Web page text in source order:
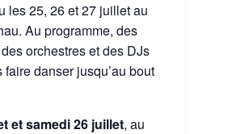
les 25, 26 et 27 juillet au
Au programme, des
orchestres et des DJs
danser jusqu’au bout
et samedi 26 juillet, au